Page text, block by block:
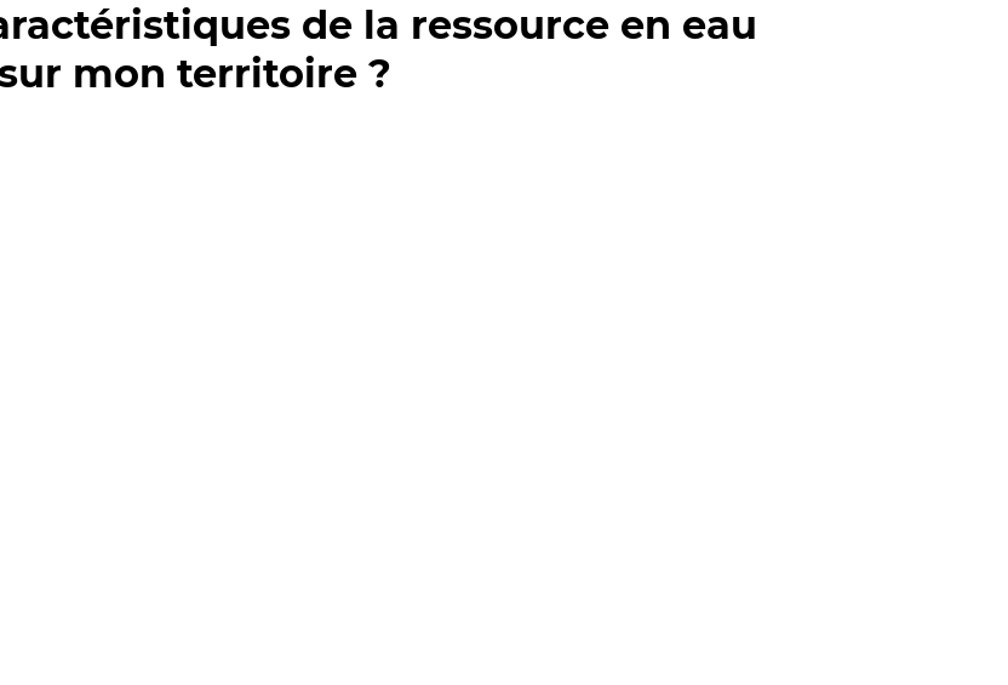
de la ressource en eau
mon territoire ?